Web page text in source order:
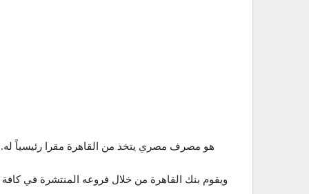
ويقوم بنك القاهرة من خلال فروعه المنتشرة في